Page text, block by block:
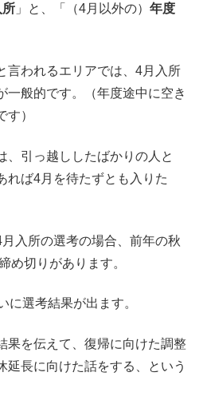
所 」と、「（4月以外の） 年度
言われるエリアでは、4月入所
一般的です。（年度途中に空き
）
、引っ越ししたばかりの人と
れば4月を待たずとも入りた
入所の選考の場合、前年の秋
め切りがあります。
に選考結果が出ます。
果を伝えて、復帰に向けた調整
延長に向けた話をする、という